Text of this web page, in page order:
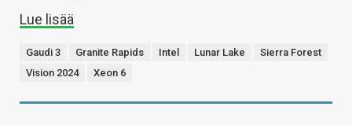
Lue lisää
Gaudi 3 Granite Rapids Intel Lunar Lake
Sierra Forest
Vision 2024
Xeon 6